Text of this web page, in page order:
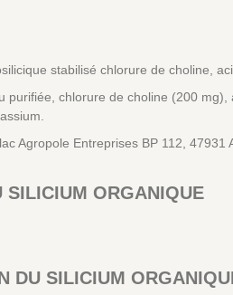
stabilisé chlorure de choline,
purifiée, chlorure de choline (200
Agropole Entreprises BP 112, 47931
SILICIUM ORGANIQUE
DU SILICIUM